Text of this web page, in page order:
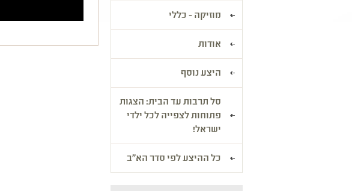
מוזיקה - כללי
אודות
היצע נוסף
סל תרבות עד הבית: הצגות
פתוחות לצפייה לכל ילדי
ישראל!
כל ההיצע לפי סדר הא"ב